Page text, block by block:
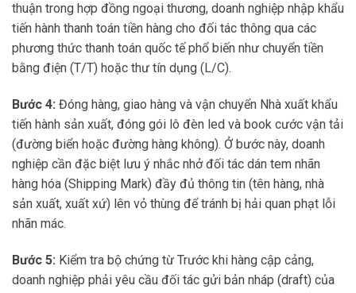
thuận trong hợp đồng ngoại thương, doanh nghiệp nhập khẩu
tiến hành thanh toán tiền hàng cho đối tác thông qua các
phương thức thanh toán quốc tế phổ biến như chuyển tiền
bằng điện (T/T) hoặc thư tín dụng (L/C).
Bước 4: Đóng hàng, giao hàng và vận chuyển Nhà xuất khẩu
tiến hành sản xuất, đóng gói lô đèn led và book cước vận tải
(đường biển hoặc đường hàng không). Ở bước này, doanh
nghiệp cần đặc biệt lưu ý nhắc nhở đối tác dán tem nhãn
hàng hóa (Shipping Mark) đầy đủ thông tin (tên hàng, nhà
sản xuất, xuất xứ) lên vỏ thùng để tránh bị hải quan phạt lỗi
nhãn mác.
Bước 5: Kiểm tra bộ chứng từ Trước khi hàng cập cảng,
doanh nghiệp phải yêu cầu đối tác gửi bản nháp (draft) của